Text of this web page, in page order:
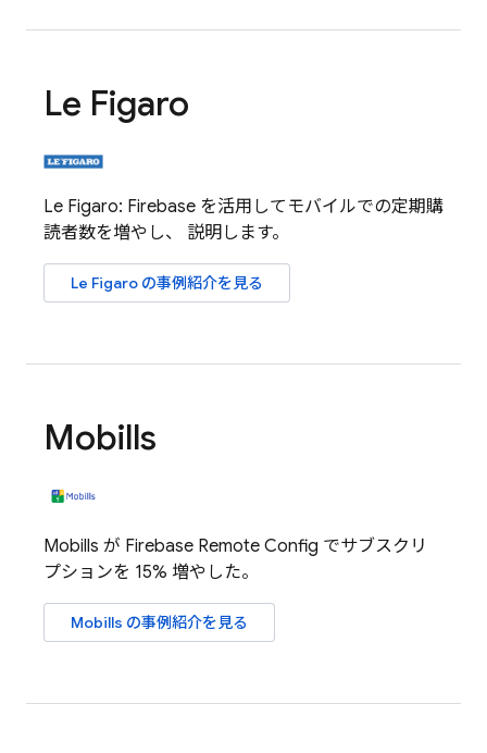
Le Figaro
Le Figaro: Firebase を活用してモバイルでの定期購
読者数を増やし、 説明します。
Le Figaro の事例紹介を見る
Mobills
Mobills が Firebase Remote Config でサブスクリ
プションを 15% 増やした。
Mobills の事例紹介を見る